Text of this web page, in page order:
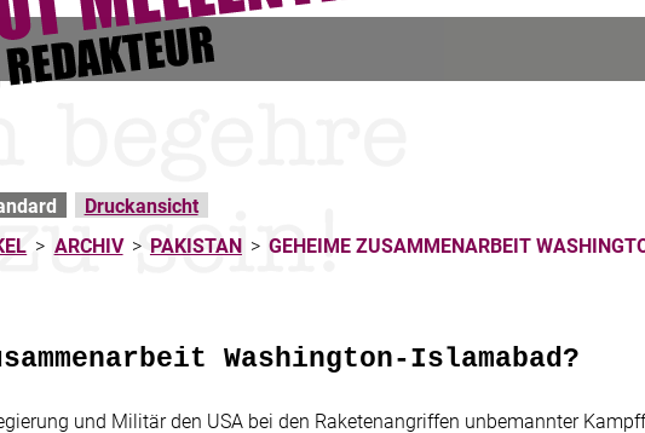
Druckansicht
> ARCHIV > PAKISTAN > GEHEIME ZUSAMMENARBEIT
Washington-Islamabad?
und Militär den USA bei den Raketenangriffen unbemannter